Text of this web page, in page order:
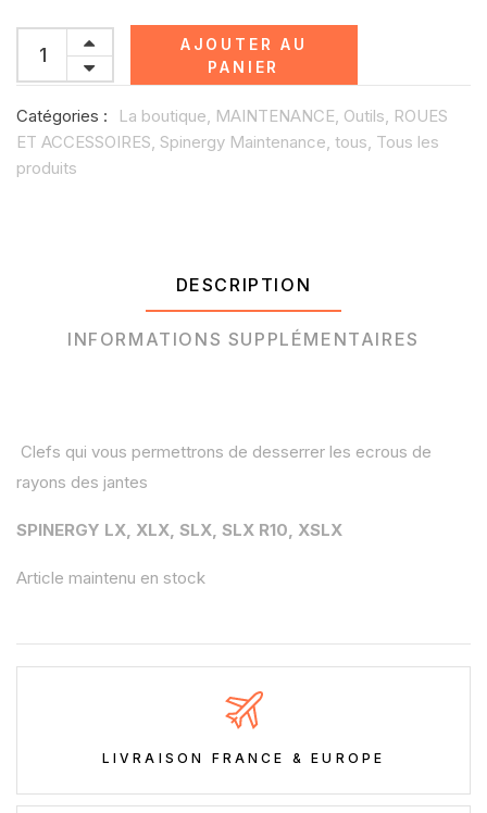
AJOUTER AU
PANIER
Catégories : La boutique, MAINTENANCE, Outils, ROUES
ET ACCESSOIRES, Spinergy Maintenance, tous, Tous les
produits
DESCRIPTION
INFORMATIONS SUPPLÉMENTAIRES
Clefs qui vous permettrons de desserrer les ecrous de
rayons des jantes
SPINERGY LX, XLX, SLX, SLX R10, XSLX
Article maintenu en stock
LIVRAISON FRANCE & EUROPE